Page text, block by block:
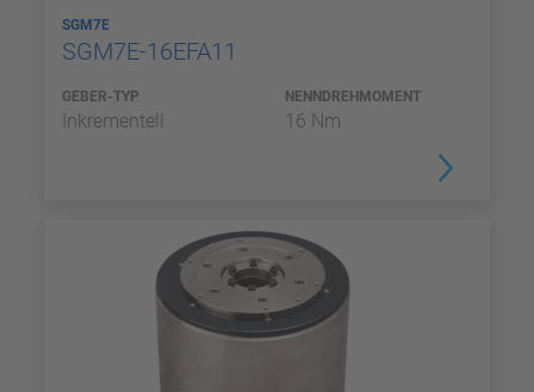
SGM7E
SGM7E-16EFA11
GEBER-TYP
Inkrementell
NENNDREHMOMENT
16 Nm